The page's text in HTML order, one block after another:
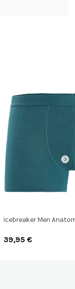
Icebreaker Men
39,95 €